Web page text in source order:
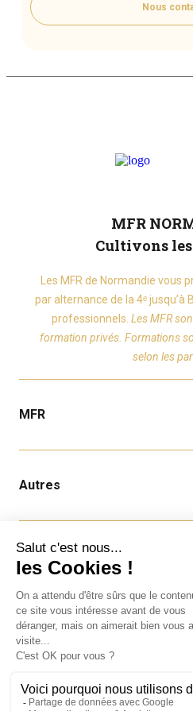
Nous
MFR
Cultivons
Les MFR de Normandie
par alternance de la 4ᵉ jusqu’à
professionnels. Les MFR
formation privés. Formations
selon les
MFR
Autres
Infos
Nous